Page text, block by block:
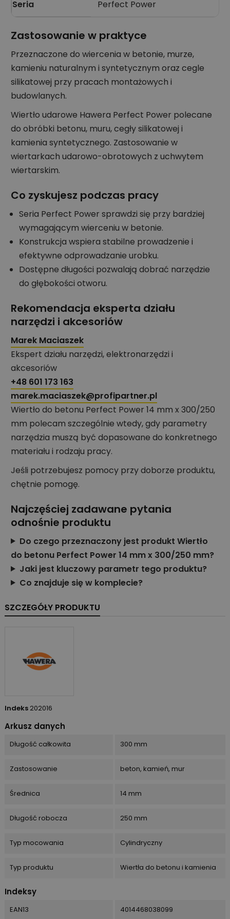
Seria Perfect Power
Zastosowanie w praktyce
Przeznaczone do wiercenia w betonie, murze,
kamieniu naturalnym i syntetycznym oraz cegle
silikatowej przy pracach montażowych i
budowlanych.
Wiertło udarowe Hawera Perfect Power polecane
do obróbki betonu, muru, cegły silikatowej i
kamienia syntetycznego. Zastosowanie w
wiertarkach udarowo-obrotowych z uchwytem
wiertarskim.
Co zyskujesz podczas pracy
Seria Perfect Power sprawdzi się przy bardziej
wymagającym wierceniu w betonie.
Konstrukcja wspiera stabilne prowadzenie i
efektywne odprowadzanie urobku.
Dostępne długości pozwalają dobrać narzędzie
do głębokości otworu.
Rekomendacja eksperta działu
narzędzi i akcesoriów
Marek Maciaszek
Ekspert działu narzędzi, elektronarzędzi i
akcesoriów
+48 601 173 163
marek.maciaszek@profipartner.pl
Wiertło do betonu Perfect Power 14 mm x 300/250
mm polecam szczególnie wtedy, gdy parametry
narzędzia muszą być dopasowane do konkretnego
materiału i rodzaju pracy.
Jeśli potrzebujesz pomocy przy doborze produktu,
chętnie pomogę.
Najczęściej zadawane pytania
odnośnie produktu
Do czego przeznaczony jest produkt Wiertło
do betonu Perfect Power 14 mm x 300/250 mm?
Jaki jest kluczowy parametr tego produktu?
Co znajduje się w komplecie?
SZCZEGÓŁY PRODUKTU
Indeks 202016
Arkusz danych
Długość całkowita 300 mm
Zastosowanie beton, kamień, mur
Średnica 14 mm
Długość robocza 250 mm
Typ mocowania Cylindryczny
Typ produktu Wiertła do betonu i kamienia
Indeksy
EAN13 4014468038099